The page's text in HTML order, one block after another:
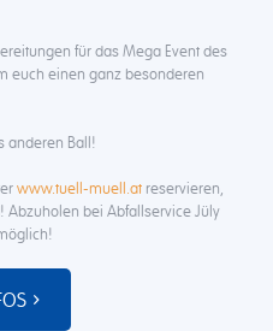
für das Mega Event des
euch einen ganz besonderen
anderen Ball!
www.tuell-muell.at reservieren,
bei Abfallservice Jüly